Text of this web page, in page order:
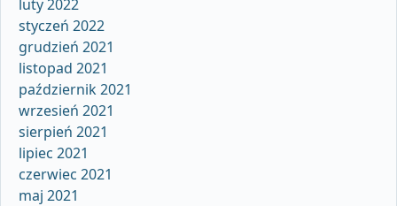
luty 2022
styczeń 2022
grudzień 2021
listopad 2021
październik 2021
wrzesień 2021
sierpień 2021
lipiec 2021
czerwiec 2021
maj 2021